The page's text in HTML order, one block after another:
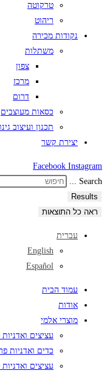
טרקוטה
ריהוט
נקודות מכירה
משתלות
צפון
מרכז
דרום
כסאות מעוצבים
תכנון ועיצוב
יצירת קשר
Facebook Instagram
Search ...
Results
ראה כל התוצאות
עברית
English
Español
עמוד הבית
אודות
מוצרי אלמי
עציצים
כדים ואדניות
עציצים